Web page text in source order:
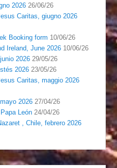
2026 26/06/26
Caritas, giugno 2026
Booking form 10/06/26
Ireland, June 2026 10/06/26
2026 29/05/26
2026 23/05/26
Caritas, maggio 2026
2026 27/04/26
León 24/04/26
, Chile, febrero 2026